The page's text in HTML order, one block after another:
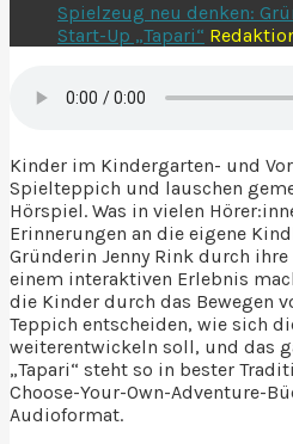
Spielzeug neu denken:
Start-Up „Tapari“
Kinder im Kindergarten- und
Spielteppich und lauschen
Hörspiel. Was in vielen
Erinnerungen an die eigene
Gründerin Jenny Rink durch
einem interaktiven Erlebnis
die Kinder durch das Bewegen
Teppich entscheiden, wie sich
weiterentwickeln soll, und das
„Tapari“ steht so in bester
Choose-Your-Own-Adventure-
Audioformat.